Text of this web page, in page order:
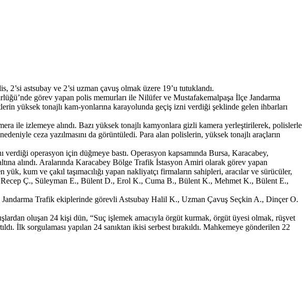
2’si astsubay ve 2’si uzman çavuş olmak üzere 19’u tutuklandı.
görev yapan polis memurları ile Nilüfer ve Mustafakemalpaşa İlçe Jandarma
yüksek tonajlı kam-yonlarına karayolunda geçiş izni verdiği şeklinde gelen ihbarları
ile izlemeye alındı. Bazı yüksek tonajlı kamyonlara gizli kamera yerleştirilerek, polislerle
ceza yazılmasını da görüntüledi. Para alan polislerin, yüksek tonajlı araçların
operasyon için düğmeye bastı. Operasyon kapsamında Bursa, Karacabey,
alındı. Aralarında Karacabey Bölge Trafik İstasyon Amiri olarak görev yapan
kum ve çakıl taşımacılığı yapan nakliyatçı firmaların sahipleri, aracılar ve sürücüler,
Ç., Süleyman E., Bülent D., Erol K., Cuma B., Bülent K., Mehmet K., Bülent E.,
Jandarma Trafik ekiplerinde görevli Astsubay Halil K., Uzman Çavuş Seçkin A., Dinçer O.
oluşan 24 kişi dün, “Suç işlemek amacıyla örgüt kurmak, örgüt üyesi olmak, rüşvet
İlk sorgulaması yapılan 24 sanıktan ikisi serbest bırakıldı. Mahkemeye gönderilen 22